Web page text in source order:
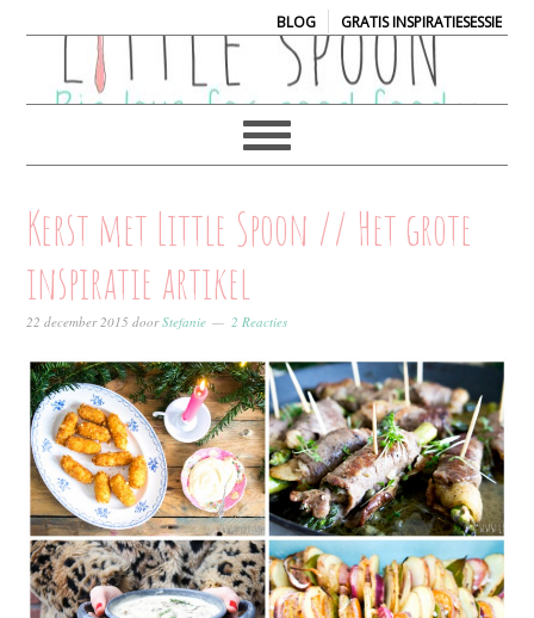
BLOG| GRATIS INSPIRATIESESSIE
Kerst met Little Spoon // Het grote
inspiratie artikel
22 december 2015 doorStefanie 2 Reacties